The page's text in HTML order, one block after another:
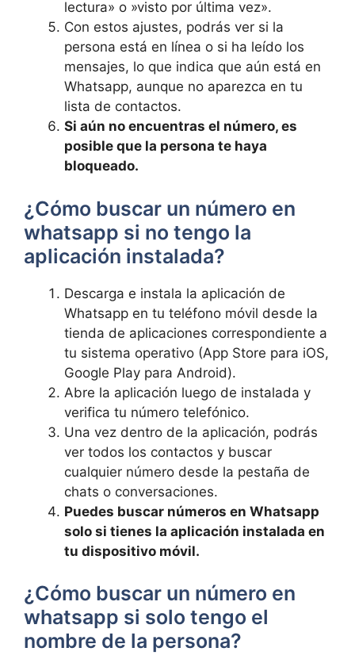
lectura» o ⁣»visto ​por última vez».
Con estos ajustes, podrás ver si la
persona está en línea o si ha leído los
mensajes,⁤ lo‌ que indica que aún está en
Whatsapp, aunque no aparezca en tu
lista de contactos.
Si aún no encuentras‌ el número,​ es
⁢posible que la persona te haya
bloqueado.
¿Cómo⁣ buscar ⁢un ‍número⁤ en
whatsapp si⁤ no tengo la
aplicación instalada?
Descarga e instala la aplicación de
Whatsapp en tu teléfono móvil desde la
tienda de aplicaciones correspondiente ‌a
tu sistema operativo (App Store para⁣ iOS,
Google Play⁣ para Android).
Abre la aplicación luego​ de instalada y
verifica tu ⁤número telefónico.
Una ⁢vez ⁢dentro de la aplicación, podrás
ver todos los ⁣contactos y buscar
⁤cualquier ⁤número ​desde la ⁣pestaña de
chats o conversaciones.
Puedes buscar números en Whatsapp
solo si tienes⁤ la aplicación instalada en
tu⁢ dispositivo móvil.
¿Cómo buscar⁤ un número en
whatsapp si solo tengo el
nombre ⁢de la persona?